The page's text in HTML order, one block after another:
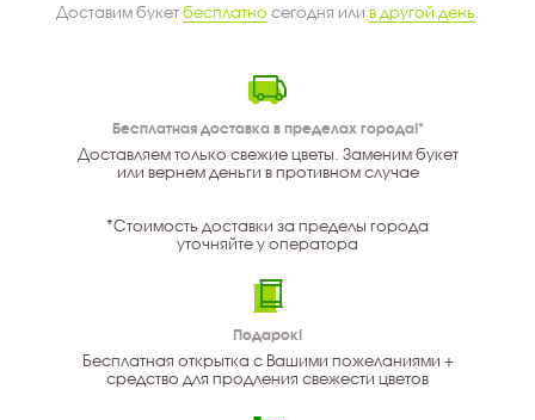
Доставим букетбесплатно сегодня или в другой день
Бесплатная доставка в пределах города!*
Доставляем только свежие цветы. Заменим букет
или вернем деньги в противном случае
*Стоимость доставки за пределы города
уточняйте у оператора
Подарок!
Бесплатная открытка с Вашими пожеланиями +
средство для продления свежести цветов